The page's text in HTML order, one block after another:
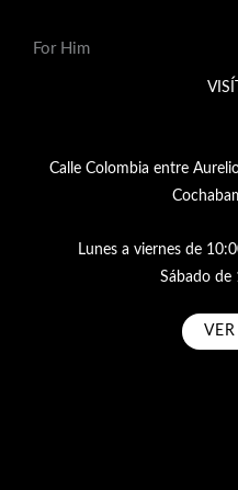
For Him
Calle Colombia entre
Lunes a viernes de
Sábado de